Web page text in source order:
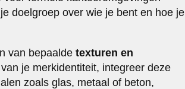
doelgroep over wie je bent en hoe je
van bepaalde texturen en
je merkidentiteit, integreer deze
zoals glas, metaal of beton,